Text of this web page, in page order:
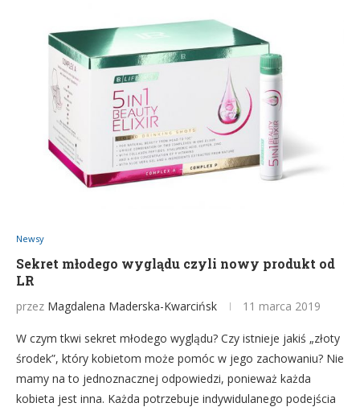
Newsy
Sekret młodego wyglądu czyli nowy produkt od
LR
przez Magdalena Maderska-Kwarcińsk 11 marca 2019
W czym tkwi sekret młodego wyglądu? Czy istnieje jakiś „złoty
środek”, który kobietom może pomóc w jego zachowaniu? Nie
mamy na to jednoznacznej odpowiedzi, ponieważ każda
kobieta jest inna. Każda potrzebuje indywidulanego podejścia